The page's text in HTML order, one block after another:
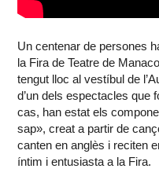
Un centenar de persones
la Fira de Teatre de
tengut lloc al vestíbul de
d’un dels espectacles que
cas, han estat els
sap», creat a partir de
canten en anglès i reciten
íntim i entusiasta a la Fira.